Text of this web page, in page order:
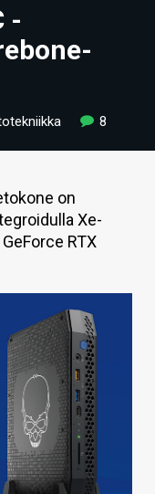
-
8
on
Xe-
RTX